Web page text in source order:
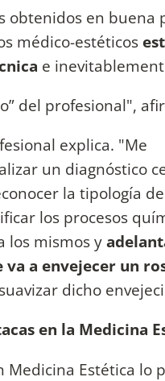
obtenidos en buena
médico-estéticos
e
del profesional",
explica. "Me
un diagnóstico
la tipología
los procesos
los mismos y
va a envejecer un
dicho
en la Medicina
Medicina Estética lo